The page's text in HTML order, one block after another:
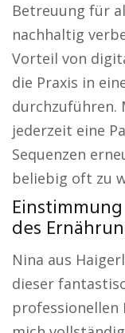
Betreuung für
nachhaltig
Vorteil von
die Praxis in
durchzuführen.
jederzeit eine
Sequenzen
beliebig oft zu
des
Nina aus
dieser
professionellen